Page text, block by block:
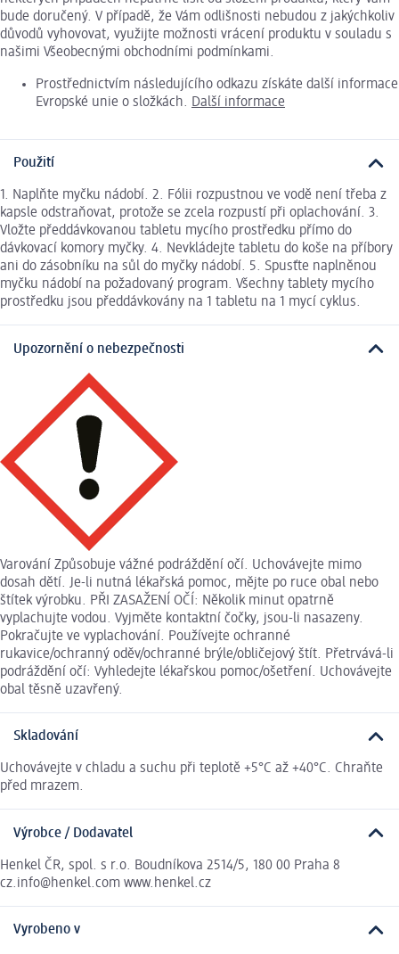
bude doručený. V případě, že Vám odlišnosti nebudou z jakýchkoliv
důvodů vyhovovat, využijte možnosti vrácení produktu v souladu s
našimi Všeobecnými obchodními podmínkami.
Prostřednictvím následujícího odkazu získáte další informace
Evropské unie o složkách. Další informace
Použití
1. Naplňte myčku nádobí. 2. Fólii rozpustnou ve vodě není třeba z
kapsle odstraňovat, protože se zcela rozpustí při oplachování. 3.
Vložte předdávkovanou tabletu mycího prostředku přímo do
dávkovací komory myčky. 4. Nevkládejte tabletu do koše na příbory
ani do zásobníku na sůl do myčky nádobí. 5. Spusťte naplněnou
myčku nádobí na požadovaný program. Všechny tablety mycího
prostředku jsou předdávkovány na 1 tabletu na 1 mycí cyklus.
Upozornění o nebezpečnosti
Varování Způsobuje vážné podráždění očí. Uchovávejte mimo
dosah dětí. Je-li nutná lékařská pomoc, mějte po ruce obal nebo
štítek výrobku. PŘI ZASAŽENÍ OČÍ: Několik minut opatrně
vyplachujte vodou. Vyjměte kontaktní čočky, jsou-li nasazeny.
Pokračujte ve vyplachování. Používejte ochranné
rukavice/ochranný oděv/ochranné brýle/obličejový štít. Přetrvává-li
podráždění očí: Vyhledejte lékařskou pomoc/ošetření. Uchovávejte
obal těsně uzavřený.
Skladování
Uchovávejte v chladu a suchu při teplotě +5°C až +40°C. Chraňte
před mrazem.
Výrobce / Dodavatel
Henkel ČR, spol. s r.o. Boudníkova 2514/5, 180 00 Praha 8
cz.info@henkel.com www.henkel.cz
Vyrobeno v